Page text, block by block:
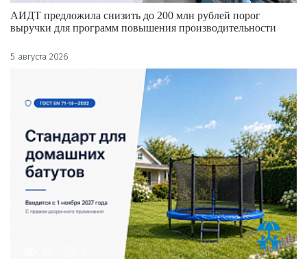
АИДТ предложила снизить до 200 млн рублей порог
выручки для программ повышения производительности
5 августа 2026